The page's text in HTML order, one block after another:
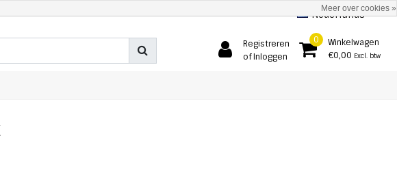
Nederlands
Registreren
of Inloggen
0
Winkelwagen
€0,00 Excl. btw
Meer over cookies »